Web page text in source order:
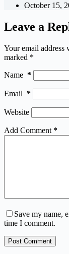
October 15,
Leave a
Your email address
marked *
Name *
Email *
Website
Add Comment *
Save my name,
time I comment.
Post Comment